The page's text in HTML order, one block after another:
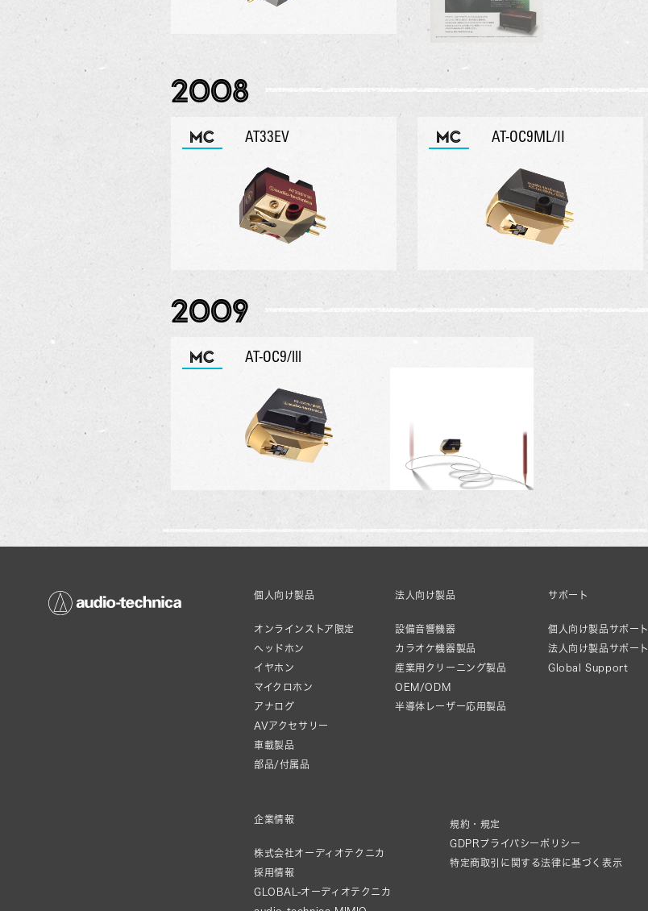
2008
MC AT33EV MC AT-OC9ML/II
2009
MC AT-OC9/lll
個人向け製品
オンラインストア限定
ヘッドホン
イヤホン
マイクロホン
アナログ
AVアクセサリー
車載製品
部品/付属品
法人向け製品
設備音響機器
カラオケ機器製品
産業用クリーニング製品
OEM/ODM
半導体レーザー応用製品
サポート
個人向け製品サポート
法人向け製品サポート
Global Support
企業情報
株式会社オーディオテクニカ
採用情報
GLOBAL-オーディオテクニカ
規約・規定
GDPRプライバシーポリシー
特定商取引に関する法律に基づく表示